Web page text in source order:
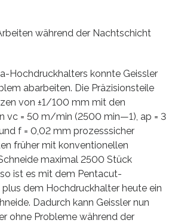
während der Nachtschicht
Hochdruckhalters konnte Geissler
abarbeiten. Die Präzisionsteile
von ±1/100 mm mit den
vc = 50 m/min (2500 min—1), ap = 3
f = 0,02 mm prozesssicher
früher mit konventionellen
maximal 2500 Stück
ist es mit dem Pentacut-
dem Hochdruckhalter heute ein
Dadurch kann Geissler nun
ohne Probleme während der